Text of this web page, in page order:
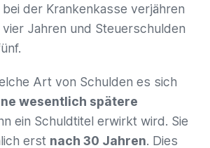
bei der Krankenkasse verjähren
Jahren und Steuerschulden
Art von Schulden es sich
wesentlich spätere
ein Schuldtitel erwirkt wird. Sie
erst nach 30 Jahren. Dies